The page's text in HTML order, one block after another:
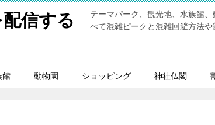
信する
テーマパーク、観光地、水族館
べて混雑ピークと混雑回避方法
館 動物園 ショッピング 神社仏閣